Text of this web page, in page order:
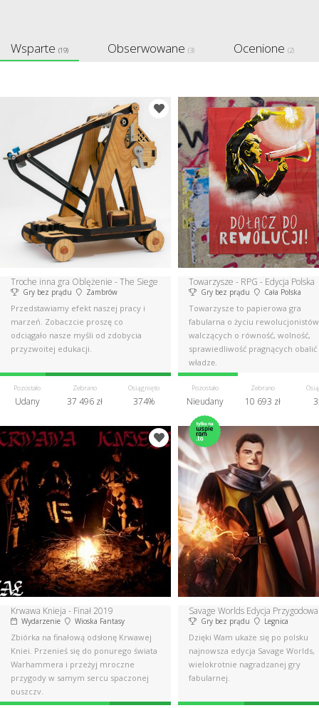
Wsparte (19) Obserwowane (3) Ocenione (2)
Troche inna gra Oblężenie - The Siege
Gry bez prądu Zambrów
Przedstawiamy efekt naszej pracy i
marzeń. Zobaczcie proszę co
odciągało nasze myśli od zdobycia
przyzwoitej edukacji.
Pozostało
Udany
Zebrano
37 496 zł
Osiągnięto
374%
Towarzysze - RPG - Edycja Polska
Gry bez prądu Cała Polska
Towarzysze to papierowa gra
fabularna o życiu rewolucjonistów
walczących o równość, wolność,
sprawiedliwość pragnących obalić
władzę.
Pozostało
Nieudany
Zebrano
10 693 zł
Krwawa Knieja - Finał 2019
Wydarzenie Wioska Fantasy
Zbiórka na finałową odsłonę Krwawej
Kniei. Przenieś się do ponurego świata
Warhammera i przeżyj mroczne
przygody w samym sercu spaczonej
puszczy.
Savage Worlds Edycja Przygodowa
Gry bez prądu Legnica
Dzięki Wam ukaże się po polsku
najnowsza edycja Savage Worlds,
wielokrotnie nagradzanej gry
fabularnej.